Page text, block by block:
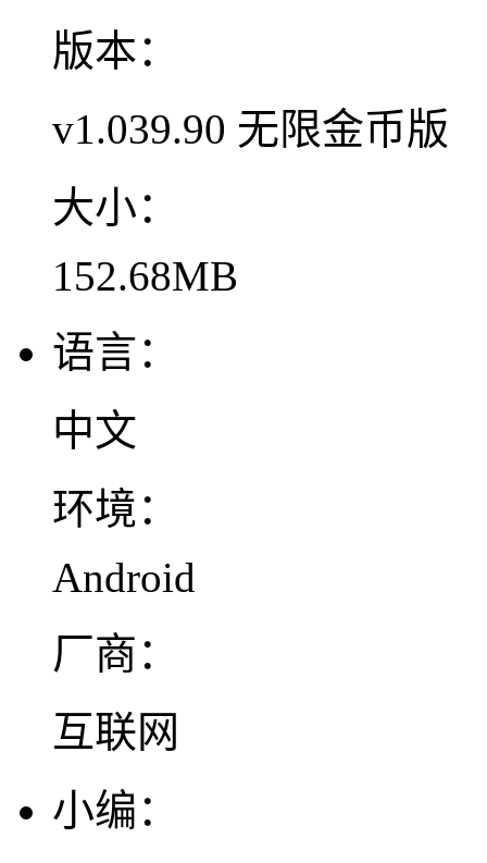
版本：
v1.039.90 无限金币版
大小：
152.68MB
语言：
中文
环境：
Android
厂商：
互联网
小编：